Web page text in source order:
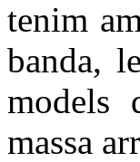
tenim
banda,
models
massa